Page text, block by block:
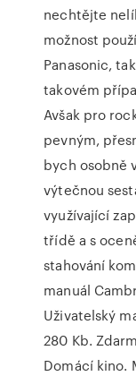
nechtějte
možnost
Panasonic,
takovém
Avšak pro
pevným,
bych osobně
výtečnou
využívající
třídě a s
stahování
manuál
Uživatelský
280 Kb.
Domácí kino.